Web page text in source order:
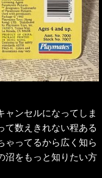
ャンセルになってしま
て数えきれない程ある
ゃってるから広く知ら
沼をもっと知りたい方